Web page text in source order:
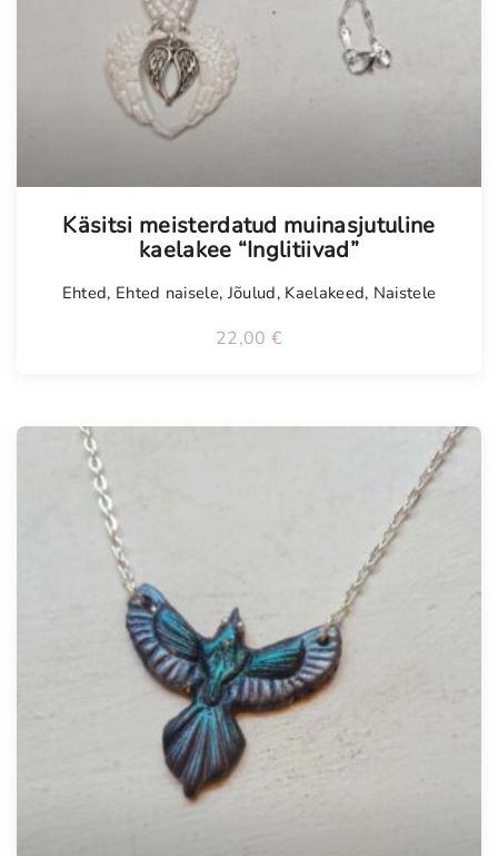
Käsitsi meisterdatud muinasjutuline
kaelakee “Inglitiivad”
Ehted, Ehted naisele, Jõulud, Kaelakeed, Naistele
22,00 €